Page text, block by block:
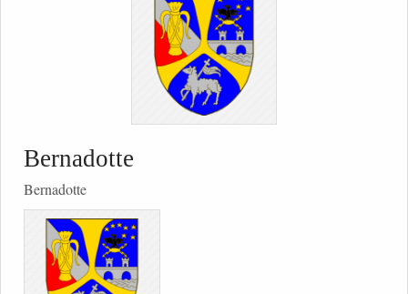
Bernadotte
Bernadotte